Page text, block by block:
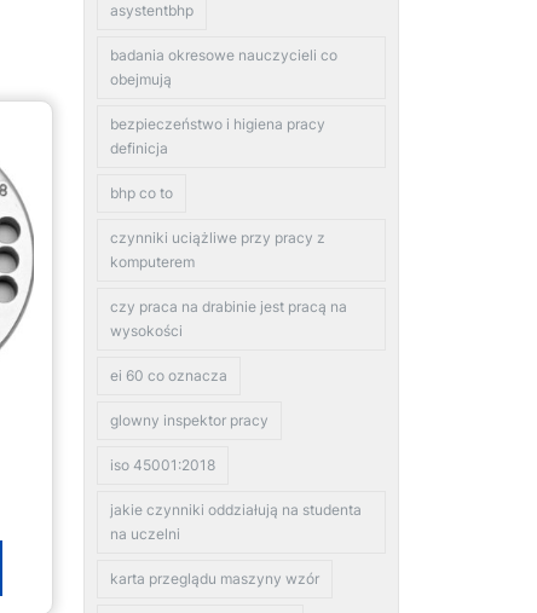
asystentbhp
badania okresowe nauczycieli co
obejmują
bezpieczeństwo i higiena pracy
definicja
bhp co to
czynniki uciążliwe przy pracy z
komputerem
czy praca na drabinie jest pracą na
wysokości
ei 60 co oznacza
glowny inspektor pracy
iso 45001:2018
jakie czynniki oddziałują na studenta
na uczelni
karta przeglądu maszyny wzór